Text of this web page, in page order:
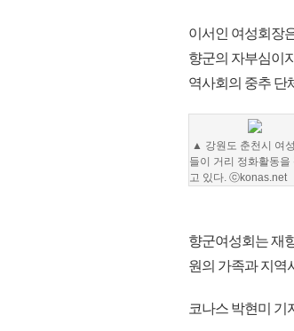
이서인 여성회장
향군의 자부심이
역사회의 중추 단
▲ 강원도 춘천시 여
들이 거리 정화활동을
고 있다. ⓒkonas.net
향군여성회는 재
원의 가족과 지역
코나스 박현미 기